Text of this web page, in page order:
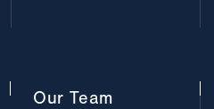
Our Team